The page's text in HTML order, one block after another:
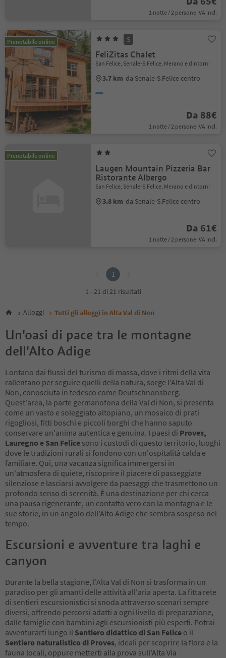
1 notte / 2 persone IVA incl.
Prenotabile online S
FeliZitas Chalet
San Felice, Senale-S.Felice, Merano e dintorni
3.7 km da Senale-S.Felice centro
Da 88€
1 notte / 2 persone IVA incl.
Prenotabile online
Laugen Mountain Pizzeria Bar
Ristorante Albergo
San Felice, Senale-S.Felice, Merano e dintorni
3.8 km da Senale-S.Felice centro
Da 61€
1 notte / 2 persone IVA incl.
1
1 - 21 di 21 risultati
Alloggi Tutti gli alloggi in Alta Val di Non
Un'oasi di pace tra le montagne
dell'Alto Adige
Lontano dai flussi del turismo di massa, dove i ritmi della vita
rallentano per seguire quelli della natura, sorge l'Alta Val di
Non, conosciuta in tedesco come Deutschnonsberg.
Quest'area, la parte germanofona della Val di Non, si presenta
come un vasto e soleggiato altopiano, un mosaico di prati
rigogliosi, fitti boschi e piccoli borghi che hanno saputo
conservare un'anima autentica e genuina. I paesi di Proves,
Lauregno e San Felice sono i custodi di questo territorio, luoghi
dove le tradizioni rurali si fondono con un'ospitalità calda e
familiare. Qui, una vacanza significa immergersi in
un'atmosfera di quiete, riscoprire il piacere di passeggiate
silenziose e lasciarsi avvolgere da paesaggi che trasmettono un
profondo senso di serenità. È una destinazione per chi cerca
una pausa rigenerante, un contatto vero con la montagna e le
sue storie, in un angolo dell'Alto Adige che sembra sospeso nel
tempo.
Escursioni e avventure tra laghi e
canyon
Durante la bella stagione, l'Alta Val di Non si trasforma in un
paradiso per gli amanti delle attività all'aria aperta. La fitta rete
di sentieri escursionistici si snoda attraverso scenari sempre
diversi, offrendo percorsi adatti a ogni livello di preparazione,
dalle famiglie con bambini agli escursionisti più esperti. Potrai
avventurarti lungo il Sentiero didattico di San Felice o il
Sentiero naturalistico di Proves, ideali per scoprire la flora e la
fauna locali, oppure metterti alla prova sull'Alta Via